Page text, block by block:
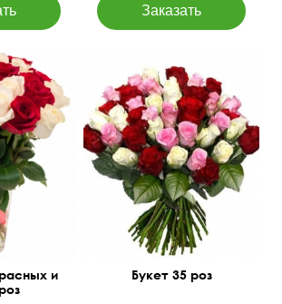
35 см
и
50 см 40 см
Букет 35 роз